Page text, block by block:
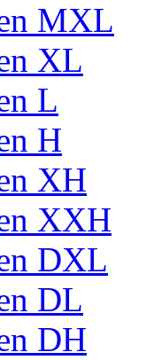
MXL
XL
L
H
XH
XXH
DXL
DL
DH